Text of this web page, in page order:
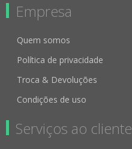
Empresa
Quem somos
Política de privacidade
Troca & Devoluções
Condições de uso
Serviços ao cliente